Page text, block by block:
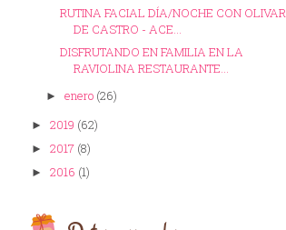
RUTINA FACIAL DÍA/NOCHE CON OLIVAR
DE CASTRO - ACE...
DISFRUTANDO EN FAMILIA EN LA
RAVIOLINA RESTAURANTE...
► enero (26)
► 2019 (62)
► 2017 (8)
► 2016 (1)